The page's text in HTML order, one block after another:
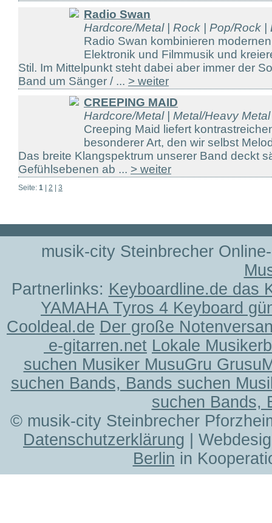
Radio Swan
Hardcore/Metal | Rock | Pop/Rock |
Radio Swan kombinieren
Elektronik und Filmmusik und
Stil. Im Mittelpunkt steht dabei aber immer der
Band um Sänger / ... > weiter
CREEPING MAID
Hardcore/Metal | Metal/Heavy Metal
Creeping Maid liefert
besonderer Art, den wir selbst
Das breite Klangspektrum unserer Band deckt
Gefühlsebenen ab ... > weiter
Seite: 1 2 3
musik-city Steinbrecher
Partnerlinks: Keyboardline.de das
YAMAHA Tyros 4 Keyboard
Cooldeal.de Der große
e-gitarren.net Lokale
suchen Musiker MusuGru
suchen Bands, Bands suchen
suchen Bands,
© musik-city Steinbrecher
Datenschutzerklärung |
Berlin in